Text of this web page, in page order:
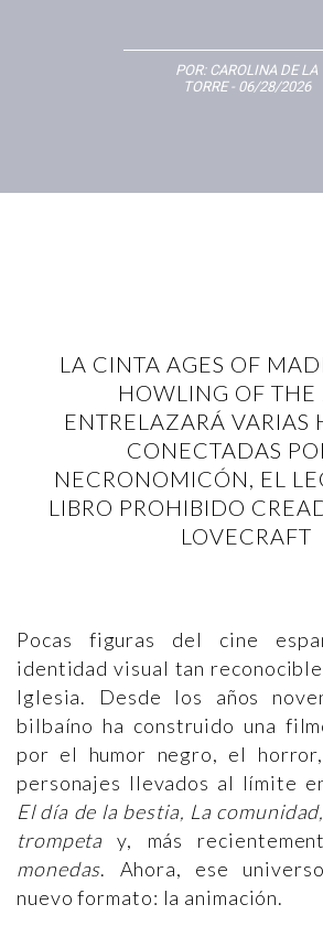
POR: CAROLINA DE LA
TORRE- 06/28/2026
LA CINTA AGES OF
HOWLING OF THE
ENTRELAZARÁ VARIAS
CONECTADAS
NECRONOMICÓN, EL
LIBRO PROHIBIDO
LOVECRAFT
Pocas figuras del cine
identidad visual tan
Iglesia. Desde los años
bilbaíno ha construido una
por el humor negro, el
personajes llevados al límite
El día de la bestia, La
trompeta y, más
monedas. Ahora, ese
nuevo formato: la animación.